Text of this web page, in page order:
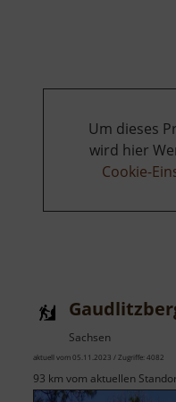
Um dieses
wird hier
Cookie-
Sachsen
aktuell vom 05.11.2023 / Zugriffe: 4082
93 km vom aktuellen